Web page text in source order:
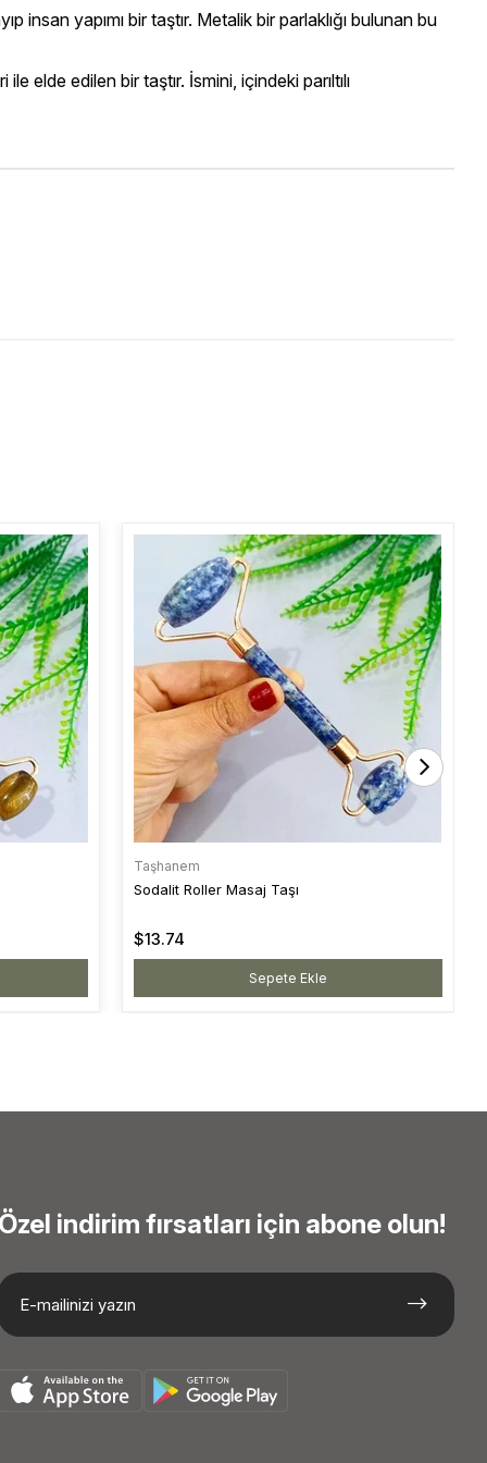
insan yapımı bir taştır. Metalik bir parlaklığı bulunan bu
elde edilen bir taştır. İsmini, içindeki parıltılı
Taşhanem
Sodalit Roller Masaj Taşı
$13.74
Sepete Ekle
indirim fırsatları için abone olun!